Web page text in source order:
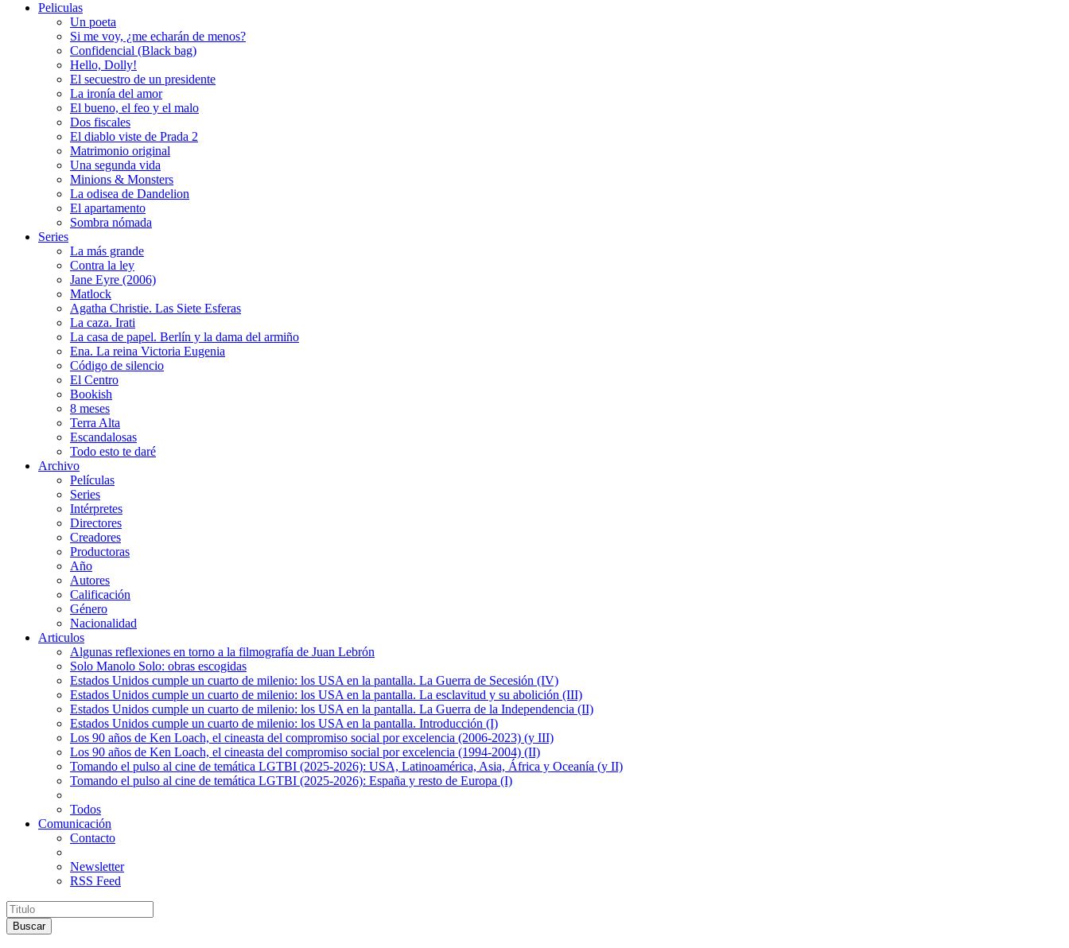
Peliculas
Un poeta
Si me voy, ¿me echarán de menos?
Confidencial (Black bag)
Hello, Dolly!
El secuestro de un presidente
La ironía del amor
El bueno, el feo y el malo
Dos fiscales
El diablo viste de Prada 2
Matrimonio original
Una segunda vida
Minions & Monsters
La odisea de Dandelion
El apartamento
Sombra nómada
Series
La más grande
Contra la ley
Jane Eyre (2006)
Matlock
Agatha Christie. Las Siete Esferas
La caza. Irati
La casa de papel. Berlín y la dama del armiño
Ena. La reina Victoria Eugenia
Código de silencio
El Centro
Bookish
8 meses
Terra Alta
Escandalosas
Todo esto te daré
Archivo
Películas
Series
Intérpretes
Directores
Creadores
Productoras
Año
Autores
Calificación
Género
Nacionalidad
Articulos
Algunas reflexiones en torno a la filmografía de Juan Lebrón
Solo Manolo Solo: obras escogidas
Estados Unidos cumple un cuarto de milenio: los USA en la pantalla. La Guerra de Secesión (IV)
Estados Unidos cumple un cuarto de milenio: los USA en la pantalla. La esclavitud y su abolición (III)
Estados Unidos cumple un cuarto de milenio: los USA en la pantalla. La Guerra de la Independencia (II)
Estados Unidos cumple un cuarto de milenio: los USA en la pantalla. Introducción (I)
Los 90 años de Ken Loach, el cineasta del compromiso social por excelencia (2006-2023) (y III)
Los 90 años de Ken Loach, el cineasta del compromiso social por excelencia (1994-2004) (II)
Tomando el pulso al cine de temática LGTBI (2025-2026): USA, Latinoamérica, Asia, África y Oceanía (y II)
Tomando el pulso al cine de temática LGTBI (2025-2026): España y resto de Europa (I)
Todos
Comunicación
Contacto
Newsletter
RSS Feed
Buscar